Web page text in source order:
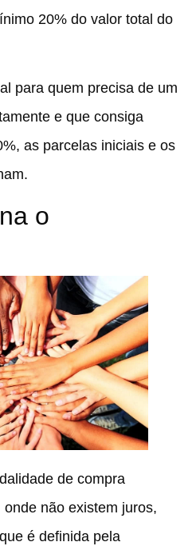
20% do valor total do
para quem precisa de um
e que consiga
as parcelas iniciais e os
o
de compra
não existem juros,
é definida pela